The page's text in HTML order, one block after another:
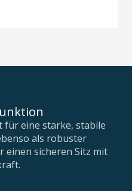
eine starke, stabile
als robuster
einen sicheren Sitz mit